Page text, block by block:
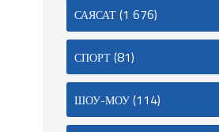
САЯСАТ(1 676)
СПОРТ(81)
ШОУ-МОУ(114)